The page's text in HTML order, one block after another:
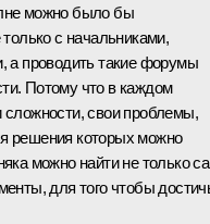
можно было бы
только с начальниками,
а проводить такие форумы
Потому что в каждом
сложности, свои проблемы,
решения которых можно
можно найти не только
для того чтобы